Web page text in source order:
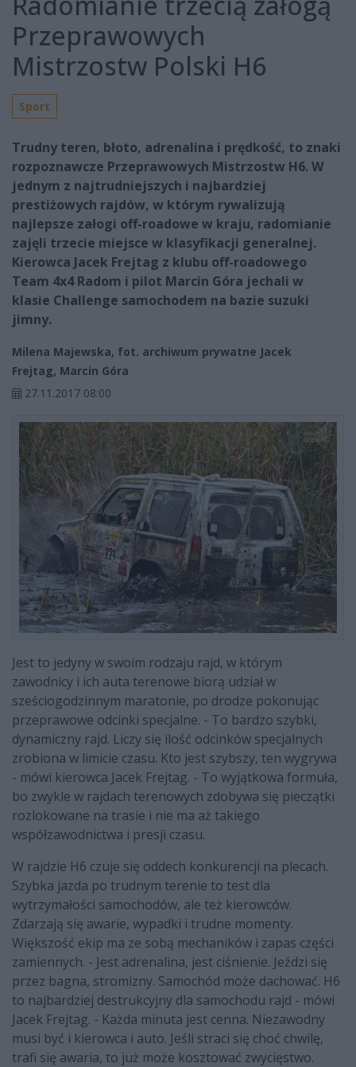
Przeprawowych
Mistrzostw Polski H6
Sport
Trudny teren, błoto, adrenalina i prędkość, to znaki
rozpoznawcze Przeprawowych Mistrzostw H6. W
jednym z najtrudniejszych i najbardziej
prestiżowych rajdów, w którym rywalizują
najlepsze załogi off-roadowe w kraju, radomianie
zajęli trzecie miejsce w klasyfikacji generalnej.
Kierowca Jacek Frejtag z klubu off-roadowego
Team 4x4 Radom i pilot Marcin Góra jechali w
klasie Challenge samochodem na bazie suzuki
jimny.
Milena Majewska, fot. archiwum prywatne Jacek
Frejtag, Marcin Góra
27.11.2017 08:00
Jest to jedyny w swoim rodzaju rajd, w którym
zawodnicy i ich auta terenowe biorą udział w
sześciogodzinnym maratonie, po drodze pokonując
przeprawowe odcinki specjalne. - To bardzo szybki,
dynamiczny rajd. Liczy się ilość odcinków specjalnych
zrobiona w limicie czasu. Kto jest szybszy, ten wygrywa
- mówi kierowca Jacek Frejtag. - To wyjątkowa formuła,
bo zwykle w rajdach terenowych zdobywa się pieczątki
rozlokowane na trasie i nie ma aż takiego
współzawodnictwa i presji czasu.
W rajdzie H6 czuje się oddech konkurencji na plecach.
Szybka jazda po trudnym terenie to test dla
wytrzymałości samochodów, ale też kierowców.
Zdarzają się awarie, wypadki i trudne momenty.
Większość ekip ma ze sobą mechaników i zapas części
zamiennych. - Jest adrenalina, jest ciśnienie. Jeździ się
przez bagna, stromizny. Samochód może dachować. H6
to najbardziej destrukcyjny dla samochodu rajd - mówi
Jacek Frejtag. - Każda minuta jest cenna. Niezawodny
musi być i kierowca i auto. Jeśli straci się choć chwilę,
trafi się awaria, to już może kosztować zwycięstwo.